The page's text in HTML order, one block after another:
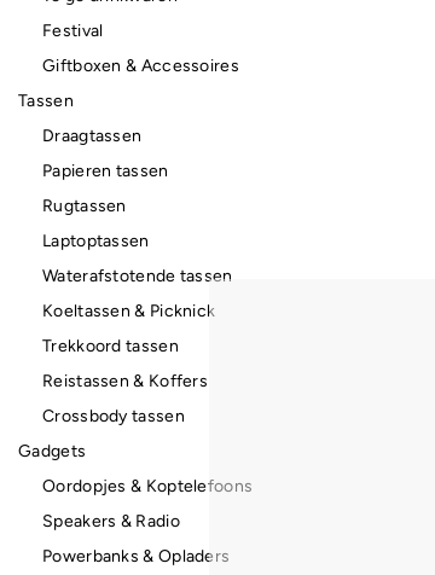
Festival
Giftboxen & Accessoires
Tassen
Draagtassen
Papieren tassen
Rugtassen
Laptoptassen
Waterafstotende tassen
Koeltassen & Picknick
Trekkoord tassen
Reistassen & Koffers
Crossbody tassen
Gadgets
Oordopjes & Koptelefoons
Speakers & Radio
Powerbanks & Opladers